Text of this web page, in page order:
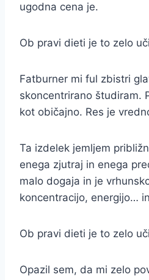
ugodna cena je.
Ob pravi dieti je to zelo
Fatburner mi ful zbistri
skoncentrirano študiram.
kot običajno. Res je
Ta izdelek jemljem
enega zjutraj in enega
malo dogaja in je
koncentracijo, energijo…
Ob pravi dieti je to zelo
Opazil sem, da mi zelo